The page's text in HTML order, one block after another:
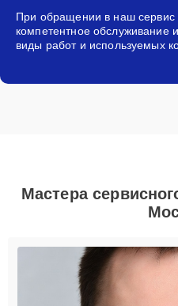
При обращении в наш сервис
компетентное обслуживание
виды работ и используемых
Мастера